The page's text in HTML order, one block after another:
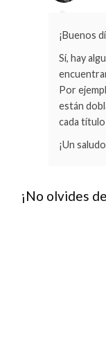
¡Buenos
Sí, hay
Por
están
cada título
¡Un
¡No olvides